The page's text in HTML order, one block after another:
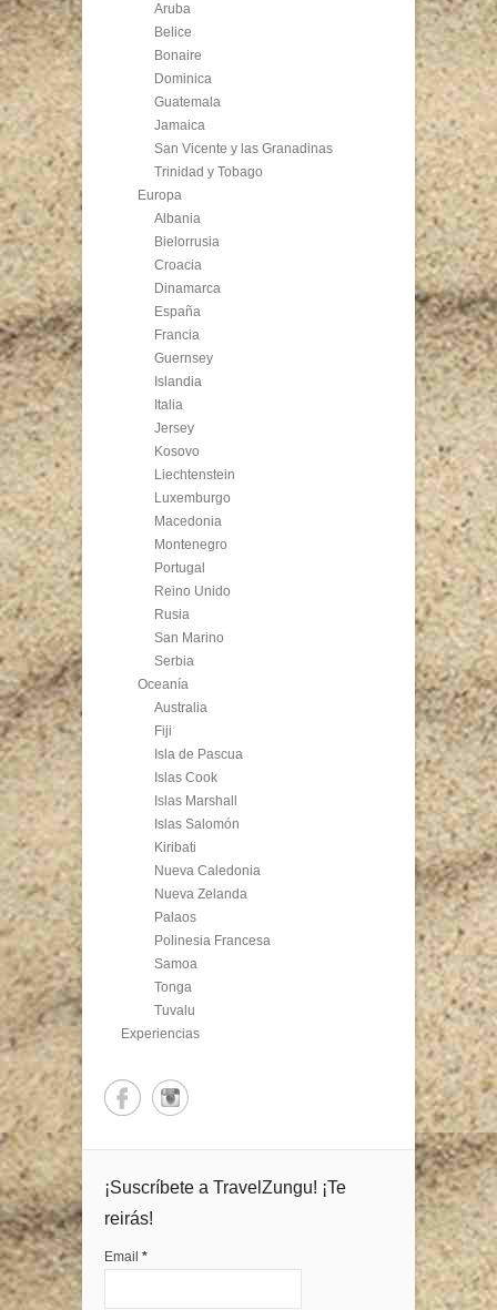
Aruba
Belice
Bonaire
Dominica
Guatemala
Jamaica
San Vicente y las Granadinas
Trinidad y Tobago
Europa
Albania
Bielorrusia
Croacia
Dinamarca
España
Francia
Guernsey
Islandia
Italia
Jersey
Kosovo
Liechtenstein
Luxemburgo
Macedonia
Montenegro
Portugal
Reino Unido
Rusia
San Marino
Serbia
Oceanía
Australia
Fiji
Isla de Pascua
Islas Cook
Islas Marshall
Islas Salomón
Kiribati
Nueva Caledonia
Nueva Zelanda
Palaos
Polinesia Francesa
Samoa
Tonga
Tuvalu
Experiencias
¡Suscríbete a TravelZungu! ¡Te
reirás!
Email *